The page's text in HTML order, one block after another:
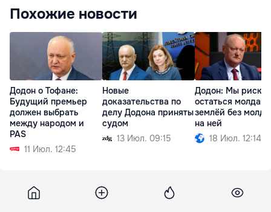
Похожие новости
Додон о Тофане:
Будущий премьер
должен выбрать
между народом и
PAS
11 Июл. 12:45
Новые
доказательства по
делу Додона приняты
судом
13 Июл. 09:15
Додон: Мы
остаться
землёй без
на ней
18 Июл. 12:14